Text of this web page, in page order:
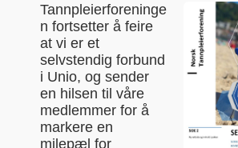
Tannpleierforeninge
n fortsetter å feire
at vi er et
selvstendig forbund
i Unio, og sender
en hilsen til våre
medlemmer for å
markere en
milepæl for